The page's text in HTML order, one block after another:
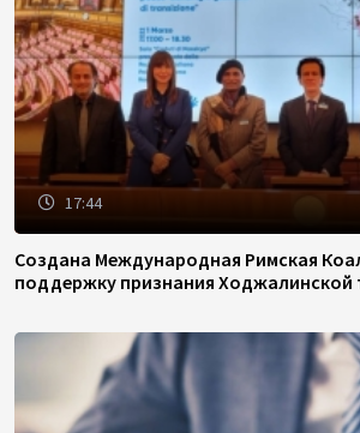
17:44
Создана Международная Римская
поддержку признания Ходжалинской